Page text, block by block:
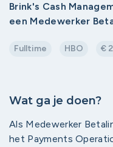
Brink's Cash
een Medewerker
Fulltime HBO €
Wat ga je doen?
Als Medewerker
het Payments